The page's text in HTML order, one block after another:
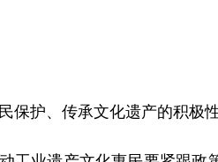
护、传承文化遗产的积极